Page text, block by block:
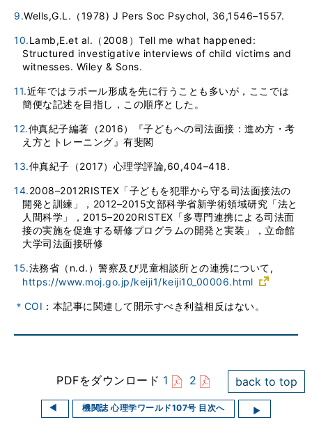
9.Wells,G.L.（1978) J Pers Soc Psychol, 36,1546–1557.
10.Lamb,E.et al.（2008）Tell me what happened:
Structured investigative interviews of child victims and
witnesses. Wiley & Sons.
11.近年ではラポール形成を先に行うことも多いが，ここでは
簡便な記述を目指し，この順序とした。
12.仲真紀子編著（2016）『子どもへの司法面接：進め方・考
え方とトレーニング』有斐閣
13.仲真紀子（2017）心理学評論,60,404–418.
14.2008–2012RISTEX「子どもを犯罪から守る司法面接法の
開発と訓練」，2012–2015文部科学省新学術領域研究「法と
人間科学」，2015–2020RISTEX「多専門連携による司法面
接の実施を促進する研修プログラムの開発と実装」，立命館
大学司法面接研修
15.法務省（n.d.）警察及び児童相談所との連携について,
https://www.moj.go.jp/keiji1/keiji10_00006.html
＊COI ：本記事に関連して開示すべき利益相反はない。
PDFをダウンロード 1 2 back to top
機関誌 心理学ワールド107号 目次へ